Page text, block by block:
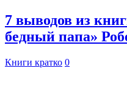
7 выводов из
бедный папа»
Книги кратко 0